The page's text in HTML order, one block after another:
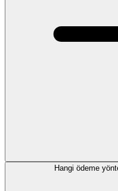
Hangi ödeme